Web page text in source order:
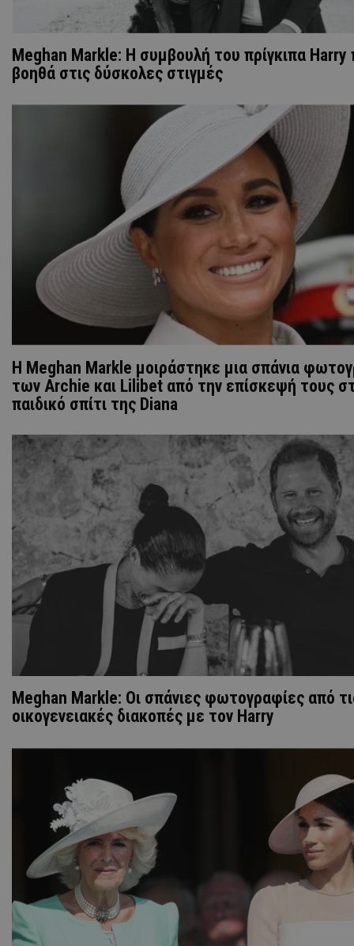
Meghan Markle: Η συμβουλή του πρίγκιπα Harry
βοηθά στις δύσκολες στιγμές
Η Meghan Markle μοιράστηκε μια σπάνια
των Archie και Lilibet από την επίσκεψή τους
παιδικό σπίτι της Diana
Meghan Markle: Οι σπάνιες φωτογραφίες από
οικογενειακές διακοπές με τον Harry